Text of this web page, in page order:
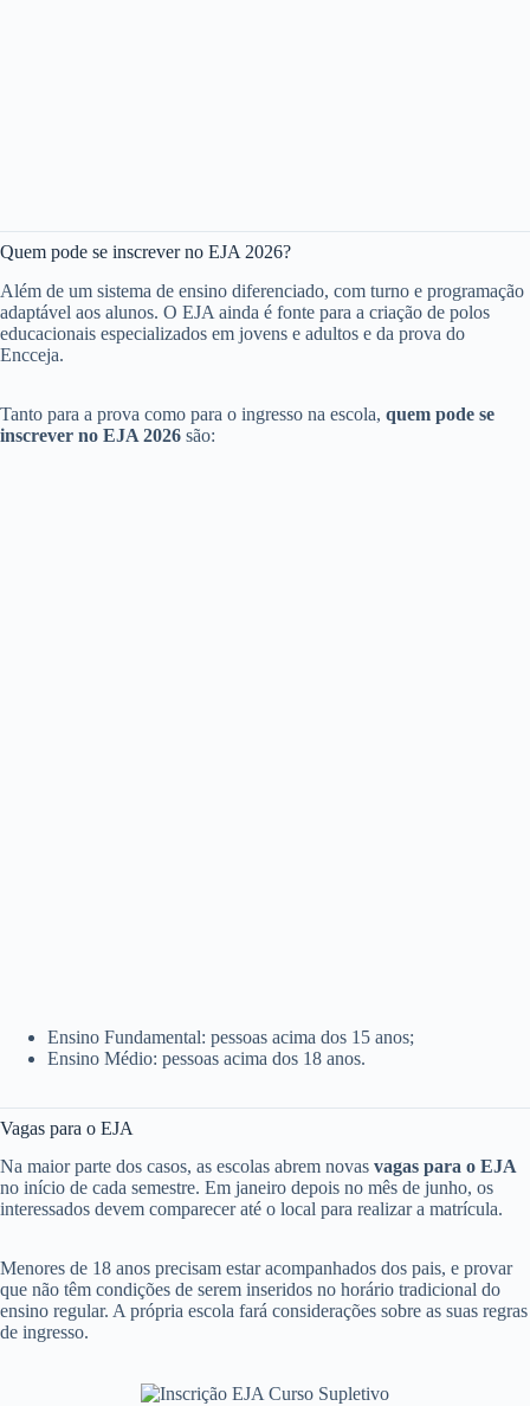
Quem pode se inscrever no EJA 2026?
Além de um sistema de ensino diferenciado, com turno e programação
adaptável aos alunos. O EJA ainda é fonte para a criação de polos
educacionais especializados em jovens e adultos e da prova do
Encceja.
Tanto para a prova como para o ingresso na escola, quem pode se
inscrever no EJA 2026 são:
Ensino Fundamental: pessoas acima dos 15 anos;
Ensino Médio: pessoas acima dos 18 anos.
Vagas para o EJA
Na maior parte dos casos, as escolas abrem novas vagas para o EJA
no início de cada semestre. Em janeiro depois no mês de junho, os
interessados devem comparecer até o local para realizar a matrícula.
Menores de 18 anos precisam estar acompanhados dos pais, e provar
que não têm condições de serem inseridos no horário tradicional do
ensino regular. A própria escola fará considerações sobre as suas regras
de ingresso.